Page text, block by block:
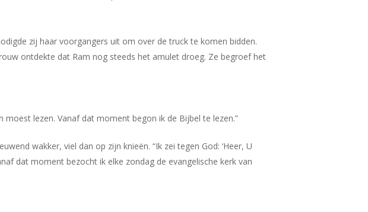
zij haar voorgangers uit om over de truck te komen bidden.
ontdekte dat Ram nog steeds het amulet droeg. Ze begroef het
lezen. Vanaf dat moment begon ik de Bijbel te lezen.”
wakker, viel dan op zijn knieën. “Ik zei tegen God: ‘Heer, U
dat moment bezocht ik elke zondag de evangelische kerk van